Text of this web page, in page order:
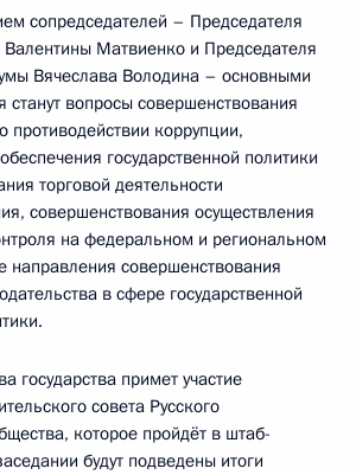
сопредседателей – Председателя
Матвиенко и Председателя
Вячеслава Володина – основными
вопросы совершенствования
противодействии коррупции,
государственной политики
торговой деятельности
совершенствования осуществления
на федеральном и региональном
направления совершенствования
в сфере государственной
государства примет участие
совета Русского
которое пройдёт в штаб-
будут подведены итоги